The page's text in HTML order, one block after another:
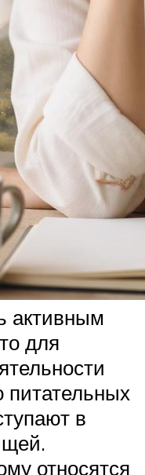
активным
для
питательных
в
относятся